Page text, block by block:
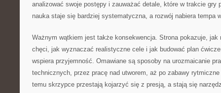
analizować swoje postępy i zauważać detale, które w trakcie gry
nauka staje się bardziej systematyczna, a rozwój nabiera tempa
Ważnym wątkiem jest także konsekwencja. Strona pokazuje, jak
chęci, jak wyznaczać realistyczne cele i jak budować plan
wspiera przyjemność. Omawiane są sposoby na urozmaicanie
technicznych, przez pracę nad utworem, aż po zabawy
temu skrzypce przestają kojarzyć się z presją, a stają się